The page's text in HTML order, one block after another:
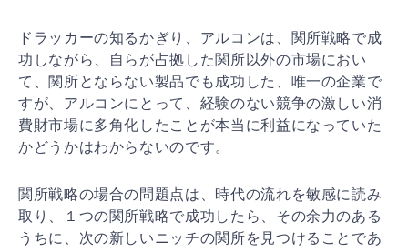
ドラッカーの知るかぎり、アルコンは、関所戦略で成
功しながら、自らが占拠した関所以外の市場におい
て、関所と ならない製品でも成功した、唯一の企業で
すが、アルコンにとって、経験のない競争の激しい消
費財市場に多角化し たことが本当に利益になっていた
かどうかはわからないのです。
関所戦略の場合の問題点は、時代の流れを敏感に読み
取り
、１つの関所戦略で成功したら、その余力のある
うちに、 次の新しいニッチの関所を見つけることであ